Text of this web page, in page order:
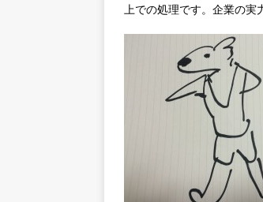
上での処理です。企業の実